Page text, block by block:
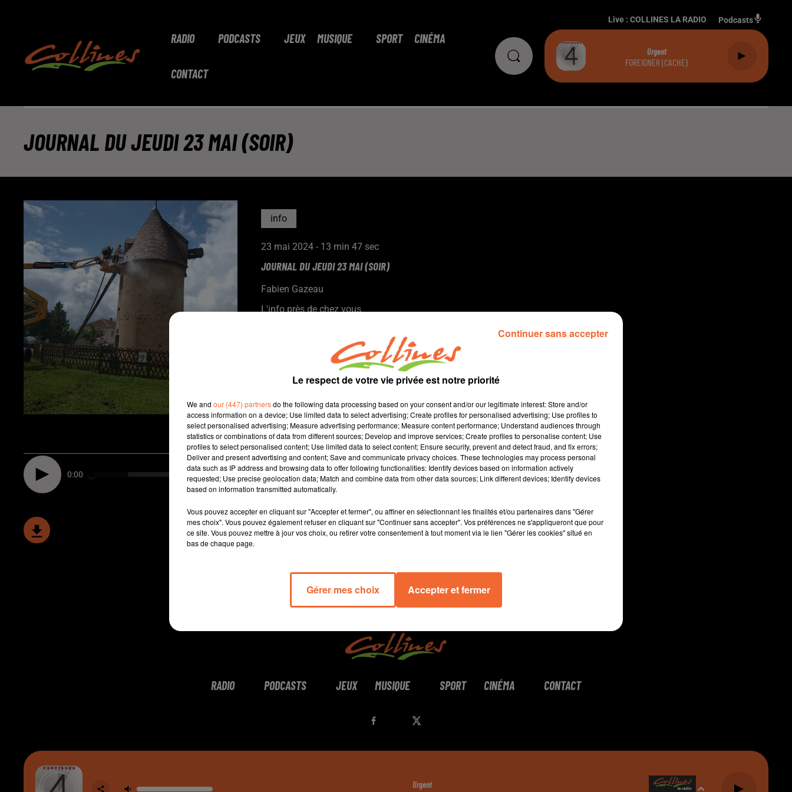
RADIO PODCASTS JEUX MUSIQUE SPORT CINÉMA
CONTACT
Live : COLLINES LA RADIO Podcasts
Urgent
FOREIGNER (CACHE)
JOURNAL DU JEUDI 23 MAI (SOIR)
info
23 mai 2024 - 13 min 47 sec
JOURNAL DU JEUDI 23 MAI (SOIR)
Fabien Gazeau
L'info près de chez vous
- La FCPE 79 se mobilise contre la réforme du choc des savoirs
dans les collèges.
- Les éleveurs charolais en assemblée générale ce matin doivent
faite face à des charges qui sont au plus haut.
- Le moulin de Vrines dans le thouarsais doté d’ailes toutes
neuves (photo)
- A Nueil les Aubiers, La Sauce a lieu vendredi et samedi avec la
volonté de marquer les esprits
0:00 13 min 47 sec
RADIO PODCASTS JEUX MUSIQUE SPORT CINÉMA CONTACT
Urgent
Le respect de votre vie privée est notre priorité
We and our (447) partnersdo the following data processing based on your consent and/or our legitimate interest: Store and/or
access information on a device; Use limited data to select advertising; Create profiles for personalised advertising; Use profiles to
select personalised advertising; Measure advertising performance; Measure content performance; Understand audiences through
statistics or combinations of data from different sources; Develop and improve services; Create profiles to personalise content; Use
profiles to select personalised content; Use limited data to select content; Ensure security, prevent and detect fraud, and fix errors;
Deliver and present advertising and content; Save and communicate privacy choices. These technologies may process personal
data such as IP address and browsing data to offer following functionalities: Identify devices based on information actively
requested; Use precise geolocation data; Match and combine data from other data sources; Link different devices; Identify devices
based on information transmitted automatically.
Vous pouvez accepter en cliquant sur "Accepter et fermer", ou affiner en sélectionnant les finalités et/ou partenaires dans "Gérer
mes choix". Vous pouvez également refuser en cliquant sur "Continuer sans accepter". Vos préférences ne s'appliqueront que pour
ce site. Vous pouvez mettre à jour vos choix, ou retirer votre consentement à tout moment via le lien "Gérer les cookies" situé en
bas de chaque page.
Gérer mes choix Accepter et fermer
Continuer sans accepter